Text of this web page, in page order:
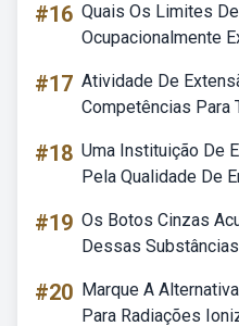
#16 Quais Os Limites
Ocupacionalmente
#17 Atividade De
Competências Para
#18 Uma Instituição De
Pela Qualidade De
#19 Os Botos Cinzas
Dessas
#20 Marque A
Para Radiações